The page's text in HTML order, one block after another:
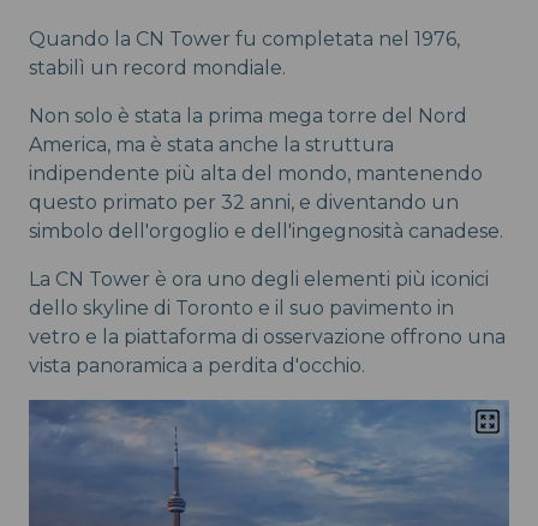
Quando la CN Tower fu completata nel 1976,
stabilì un record mondiale.
Non solo è stata la prima mega torre del Nord
America, ma è stata anche la struttura
indipendente più alta del mondo, mantenendo
questo primato per 32 anni, e diventando un
simbolo dell'orgoglio e dell'ingegnosità canadese.
La CN Tower è ora uno degli elementi più iconici
dello skyline di Toronto e il suo pavimento in
vetro e la piattaforma di osservazione offrono una
vista panoramica a perdita d'occhio.